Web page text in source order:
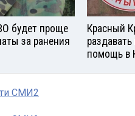
будет проще
за ранения
Красный
помощь в
СМИ2